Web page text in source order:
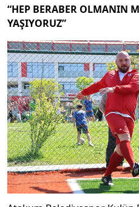
“HEP BERABER OLMANIN
YAŞIYORUZ”